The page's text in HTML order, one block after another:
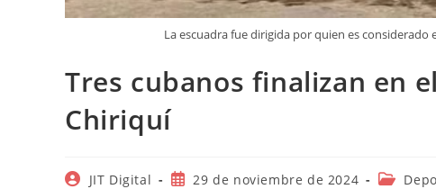
La escuadra fue dirigida por quien es
Tres cubanos finalizan en
Chiriquí
AutorJIT Digital
Publicación
29 de noviembre de 2024